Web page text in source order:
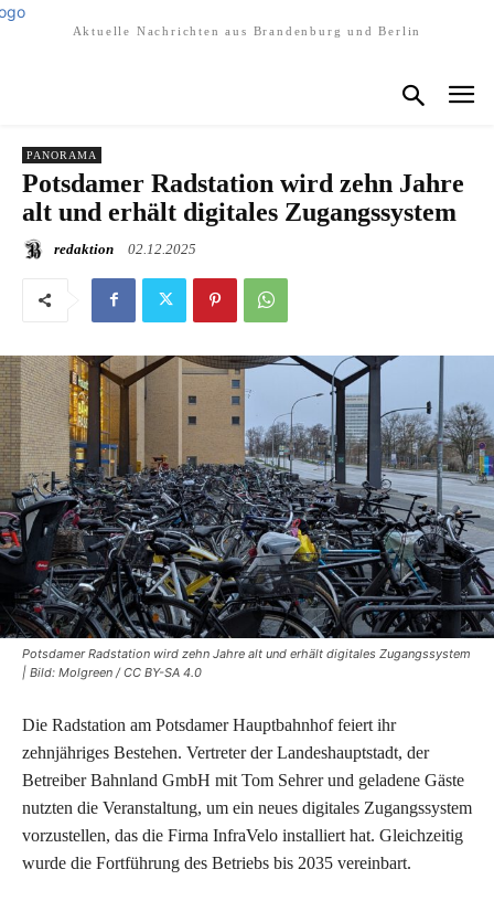
Aktuelle Nachrichten aus Brandenburg und Berlin
PANORAMA
Potsdamer Radstation wird zehn Jahre
alt und erhält digitales Zugangssystem
redaktion 02.12.2025
Potsdamer Radstation wird zehn Jahre alt und erhält digitales Zugangssystem
| Bild: Molgreen / CC BY-SA 4.0
Die Radstation am Potsdamer Hauptbahnhof feiert ihr
zehnjähriges Bestehen. Vertreter der Landeshauptstadt, der
Betreiber Bahnland GmbH mit Tom Sehrer und geladene Gäste
nutzten die Veranstaltung, um ein neues digitales Zugangssystem
vorzustellen, das die Firma InfraVelo installiert hat. Gleichzeitig
wurde die Fortführung des Betriebs bis 2035 vereinbart.